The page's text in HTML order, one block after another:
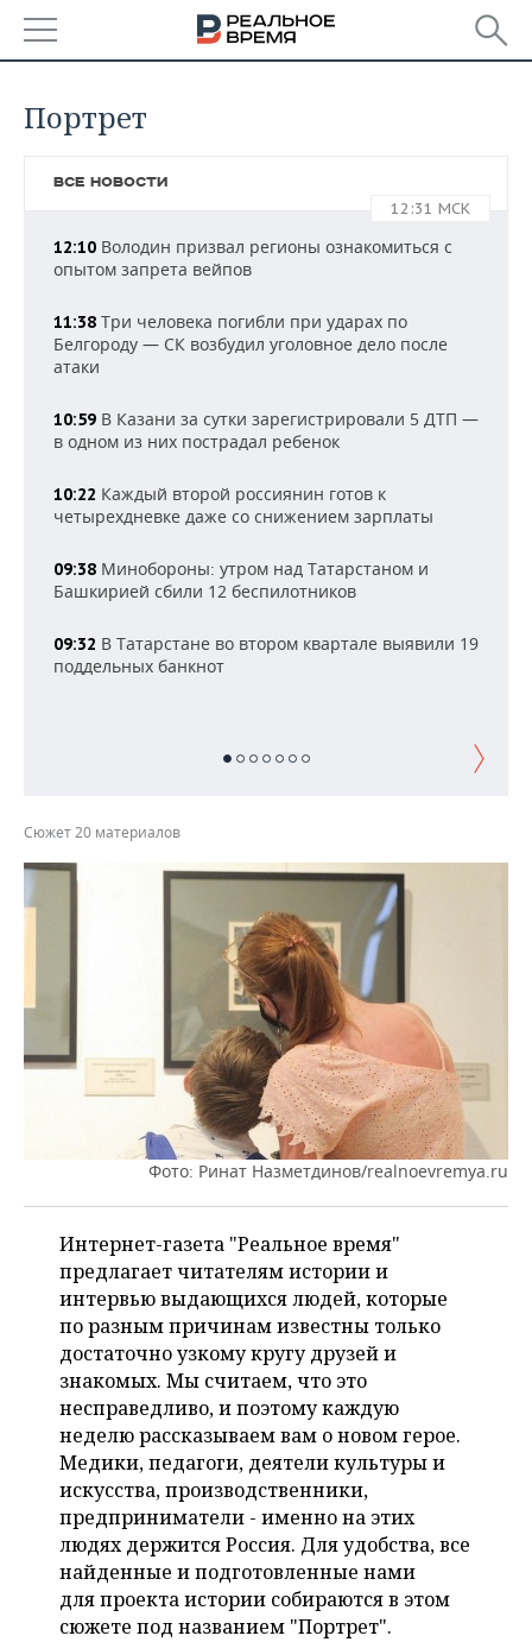
БАШКОРТОСТАН
ТАТАРСТАН
УДМУРТИЯ
НОВОСТИ
НОВОСТИ АНАЛИТИКИ
КОРОЛИ ГОСЗАКАЗА ПФО
ВУЗЫ ТАТАРСТАНА
ТОРГОВЫЕ ЦЕНТРЫ
ТАТАРСТАНА
ЭКОНОМИКА
ФИНАНСЫ
БАНКИ
ИНВЕСТИЦИИ
НОВОСТИ
ПРОМЫШЛЕННОСТИ
АГРОПРОМ
МАШИНОСТРОЕНИЕ
НЕФТЬ
ОПК
НЕДВИЖИМОСТЬ
НОВОСТИ НЕДВИЖИМОСТИ
АВТО
НОВОСТИ БИЗНЕСА
РОЗНИЧНАЯ ТОРГОВЛЯ
ТЕХНОЛОГИИ
НОВОСТИ ТЕХНОЛОГИЙ
МЕРОПРИЯТИЯ
СПОРТ
ВОЛЕЙБОЛ
ФИГУРНОЕ КАТАНИЕ
ВОДНЫЕ ВИДЫ СПОРТА
ХОККЕЙ С МЯЧОМ
ИСТОРИЯ
МЕДИЦИНА
ОБРАЗОВАНИЕ
ПРОИСШЕСТВИЯ
СПИСОК ПЕРСОН
ПОЛНАЯ ВЕРСИЯ
Портрет
ВСЕ НОВОСТИ
12:31 МСК
12:10 Володин призвал регионы ознакомиться с
опытом запрета вейпов
11:38 Три человека погибли при ударах по
Белгороду — СК возбудил уголовное дело после
атаки
10:59 В Казани за сутки зарегистрировали 5 ДТП —
в одном из них пострадал ребенок
10:22 Каждый второй россиянин готов к
четырехдневке даже со снижением зарплаты
09:38 Минобороны: утром над Татарстаном и
Башкирией сбили 12 беспилотников
09:32 В Татарстане во втором квартале выявили 19
поддельных банкнот
Сюжет 20 материалов
Фото: Ринат Назметдинов/realnoevremya.ru
Интернет-газета "Реальное время"
предлагает читателям истории и
интервью выдающихся людей, которые
по разным причинам известны только
достаточно узкому кругу друзей и
знакомых. Мы считаем, что это
несправедливо, и поэтому каждую
неделю рассказываем вам о новом герое.
Медики, педагоги, деятели культуры и
искусства, производственники,
предприниматели - именно на этих
людях держится Россия. Для удобства, все
найденные и подготовленные нами
для проекта истории собираются в этом
сюжете под названием "Портрет".